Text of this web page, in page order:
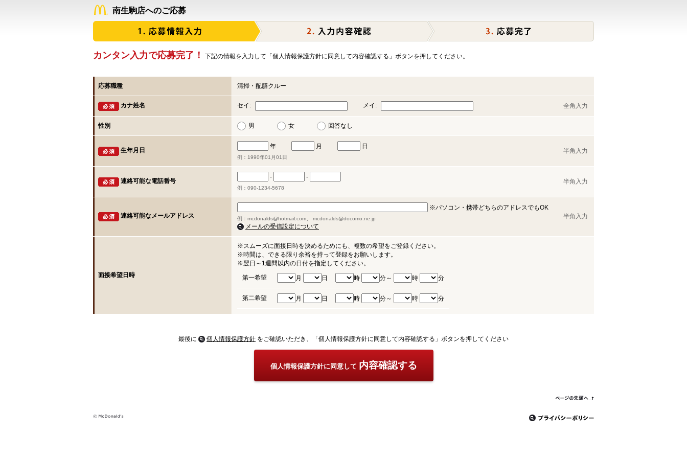
南生駒店へのご応募
カンタン入力で応募完了！ 下記の情報を入力して「個人情報保護方針に同意して内容確認する」ボタンを押してください。
応募職種 清掃・配膳クルー
カナ姓名 セイ: メイ: 全角入力
性別 男 女 回答なし
生年月日
年 月 日
例：1990年01月01日
半角入力
連絡可能な電話番号
- -
例：090-1234-5678
半角入力
連絡可能なメールアドレス
※パソコン・携帯どちらのアドレスでもOK
例：mcdonalds@hotmail.com、 mcdonalds@docomo.ne.jp
メールの受信設定について
半角入力
面接希望日時
※スムーズに面接日時を決めるためにも、複数の希望をご登録ください。
※時間は、できる限り余裕を持って登録をお願いします。
※翌日～1週間以内の日付を指定してください。
第一希望
月 日 時 分～ 時 分
第二希望 月 日 時 分～ 時 分
最後に 個人情報保護方針 をご確認いただき、「個人情報保護方針に同意して内容確認する」ボタンを押してください
個人情報保護方針に同意して 内容確認する